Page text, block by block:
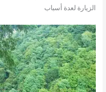
الزيارة لعدة أسباب